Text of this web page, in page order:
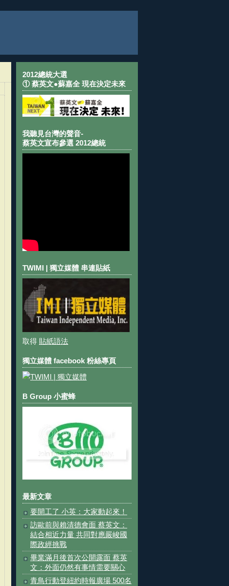
2012總統大選
① 蔡英文●蘇嘉全 現在決定未來
我聽見台灣的聲音-
蔡英文宣布參選 2012總統
TWIMI | 獨立媒體 串連貼紙
取得 貼紙語法
獨立媒體 facebook 粉絲專頁
B Group 小蜜蜂
最新文章
要開工了 小英：大家動起來！
訪歐前與賴清德會面 蔡英文：
結合相近力量 共同對應嚴峻國
際政經挑戰
畢業滿月後首次公開露面 蔡英
文：外面仍然有事情需要關心
青鳥行動登紐約時報廣場 500名